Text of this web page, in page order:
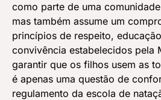
como parte de uma
mas também assume um
princípios de respeito,
convivência estabelecidos pela
garantir que os filhos usem as
é apenas uma questão de
regulamento da escola de